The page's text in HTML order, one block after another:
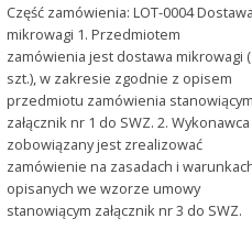
Część zamówienia: LOT-0004
mikrowagi 1. Przedmiotem
zamówienia jest dostawa mikrowagi
szt.), w zakresie zgodnie z opisem
przedmiotu zamówienia
załącznik nr 1 do SWZ. 2. Wykonawca
zobowiązany jest zrealizować
zamówienie na zasadach i
opisanych we wzorze umowy
stanowiącym załącznik nr 3 do SWZ.